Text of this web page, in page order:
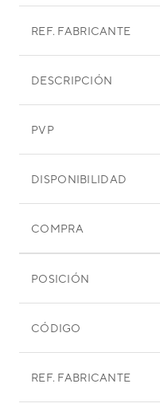
REF. FABRICANTE
DESCRIPCIÓN
PVP
DISPONIBILIDAD
COMPRA
POSICIÓN
CÓDIGO
REF. FABRICANTE